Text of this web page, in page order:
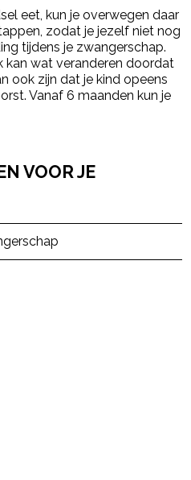
eet, kun je overwegen daar
zodat je jezelf niet nog
tijdens je zwangerschap.
kan wat veranderen doordat
ook zijn dat je kind opeens
Vanaf 6 maanden kun je
VOOR JE